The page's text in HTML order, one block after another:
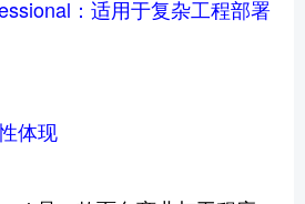
：适用于复杂工程部署
体现